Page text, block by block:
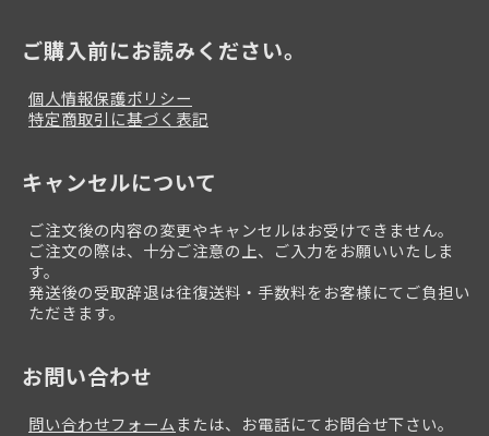
ご購入前にお読みください。
個人情報保護ポリシー
特定商取引に基づく表記
キャンセルについて
ご注文後の内容の変更やキャンセルはお受けできません。
ご注文の際は、十分ご注意の上、ご入力をお願いいたしま
す。
発送後の受取辞退は往復送料・手数料をお客様にてご負担い
ただきます。
お問い合わせ
問い合わせフォームまたは、お電話にてお問合せ下さい。